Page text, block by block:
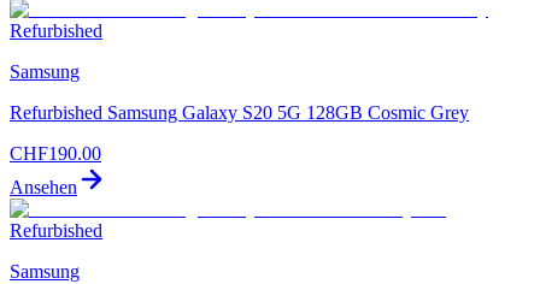
Refurbished
Samsung
Refurbished Samsung Galaxy S20 5G 128GB Cosmic Grey
CHF190.00
Ansehen
Refurbished
Samsung